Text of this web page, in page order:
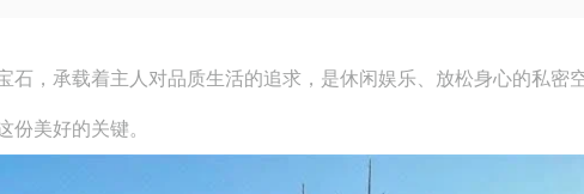
，承载着主人对品质生活的追求，是休闲娱乐、放松身心的私密
美好的关键。